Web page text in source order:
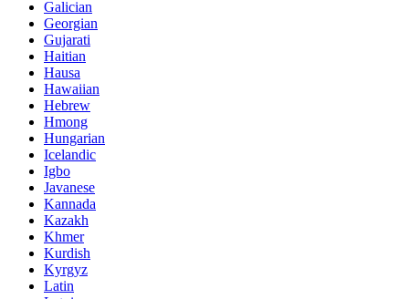
Galician
Georgian
Gujarati
Haitian
Hausa
Hawaiian
Hebrew
Hmong
Hungarian
Icelandic
Igbo
Javanese
Kannada
Kazakh
Khmer
Kurdish
Kyrgyz
Latin